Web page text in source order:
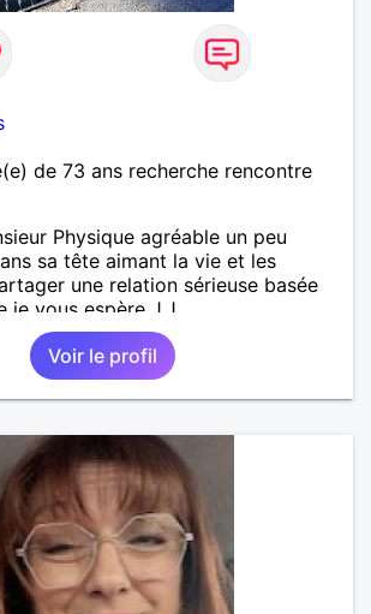
de 73 ans recherche rencontre
Physique agréable un peu
sa tête aimant la vie et les
une relation sérieuse basée
je vous espère J.J
Voir le profil